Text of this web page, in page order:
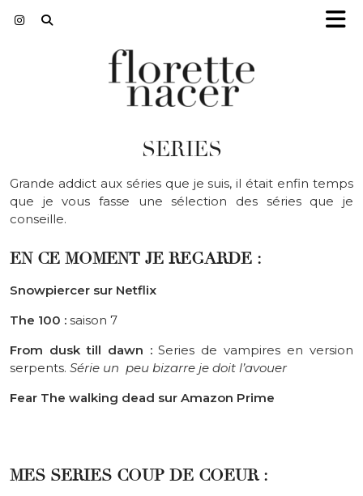
SERIES
Grande addictaux séries que je suis, il était enfin temps
que je vous fasse une sélection des séries que je
conseille.
EN CE MOMENT JE REGARDE :
Snowpiercer sur Netflix
The 100 : saison 7
From dusk till dawn :Series de vampires en version
serpents. Série un peu bizarre je doit l’avouer
Fear The walking dead sur Amazon Prime
MES SERIES COUP DE COEUR :